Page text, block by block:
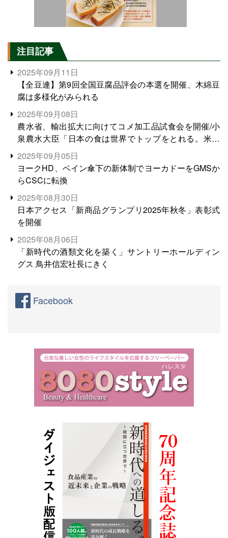
注目記事
2025年09月11日
【全豆連】第9回全国豆腐品評会の本選を開催、木綿豆
腐は多様化がみられる
2025年09月08日
農水省、輸出拡大に向けてコメ加工品試食会を開催/小
泉農水大臣「日本の食は世界でトップをとれる。米増
産に向けて、米輸出需要の拡大を」
2025年09月05日
ヨークHD、ベイン傘下の新体制でヨーカドーをGMSか
らCSCに転換
2025年08月30日
日本アクセス「新商品グランプリ2025年秋冬」表彰式
を開催
2025年08月06日
「新時代の酒類文化を築く」サントリーホールディン
グス 鳥井信宏社長にきく
Facebook